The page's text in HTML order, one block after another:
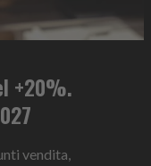
+20%.
vendita,